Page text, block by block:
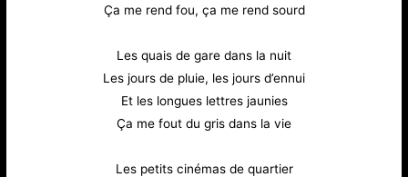
Ça me rend fou, ça me rend sourd
Les quais de gare dans la nuit
Les jours de pluie, les jours d’ennui
Et les longues lettres jaunies
Ça me fout du gris dans la vie
Les petits cinémas de quartier